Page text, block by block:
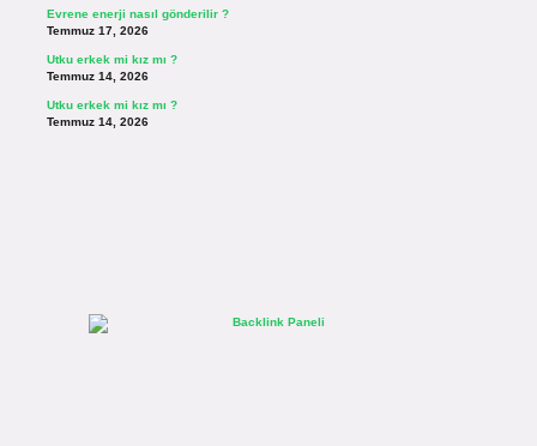
Evrene enerji nasıl gönderilir ?
Temmuz 17, 2026
Utku erkek mi kız mı ?
Temmuz 14, 2026
Utku erkek mi kız mı ?
Temmuz 14, 2026